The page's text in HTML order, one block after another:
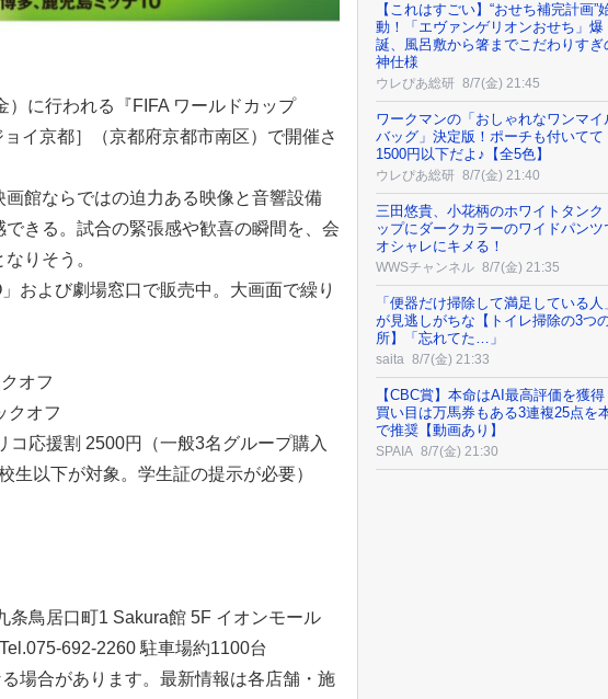
に行われる『FIFA ワールドカップ
イ京都］（京都府京都市南区）で開催さ
館ならではの迫力ある映像と音響設備
きる。試合の緊張感や歓喜の瞬間を、会
りそう。
および劇場窓口で販売中。大画面で繰り
オフ
クオフ
コ応援割 2500円（一般3名グループ購入
生以下が対象。学生証の提示が必要）
条鳥居口町1 Sakura館 5F イオンモール
692-2260 駐車場約1100台
場合があります。最新情報は各店舗・施
【これはすごい】“おせち補完計画”
動！「エヴァンゲリオンおせち」爆
誕、風呂敷から箸までこだわりすぎ
神仕様
ウレぴあ総研 8/7(金) 21:45
ワークマンの「おしゃれなワンマイ
バッグ」決定版！ポーチも付いてて
1500円以下だよ♪【全5色】
ウレぴあ総研 8/7(金) 21:40
三田悠貴、小花柄のホワイトタンク
ップにダークカラーのワイドパンツ
オシャレにキメる！
WWSチャンネル 8/7(金) 21:35
「便器だけ掃除して満足している人
が見逃しがちな【トイレ掃除の3つ
所】「忘れてた…」
saita 8/7(金) 21:33
【CBC賞】本命はAI最高評価を獲
買い目は万馬券もある3連複25点を
で推奨【動画あり】
SPAIA 8/7(金) 21:30